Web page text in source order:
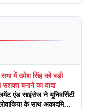
सभा में उमेश सिंह को बड़ी
सशक्त बनाने का वादा
एंड साइंसेज ने यूनिवर्सिटी
के साथ अकादमिक